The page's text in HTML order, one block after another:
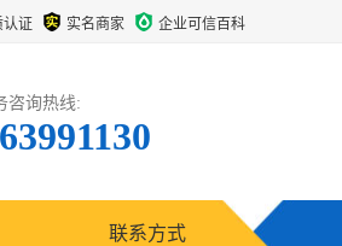
认证 实名商家 企业可信百科
咨询热线:
联系方式